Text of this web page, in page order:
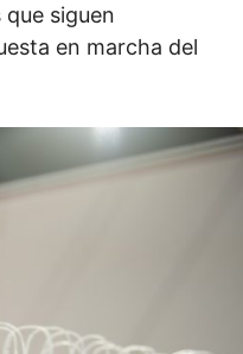
siguen
en marcha del